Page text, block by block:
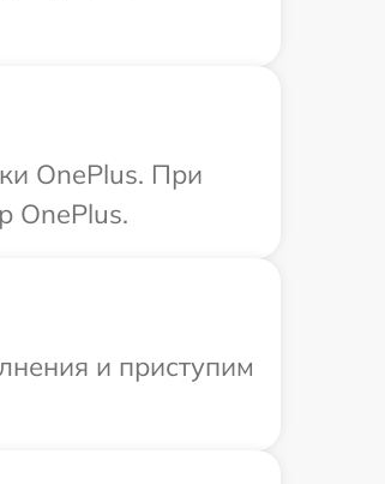
OnePlus. При
OnePlus.
и приступим